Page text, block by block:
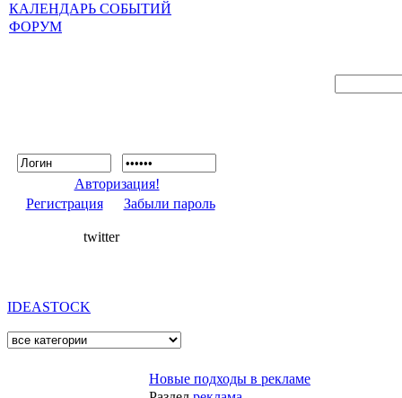
КАЛЕНДАРЬ СОБЫТИЙ
ФОРУМ
Авторизация!
Регистрация
Забыли пароль
twitter
IDEASTOCK
Новые подходы в рекламе